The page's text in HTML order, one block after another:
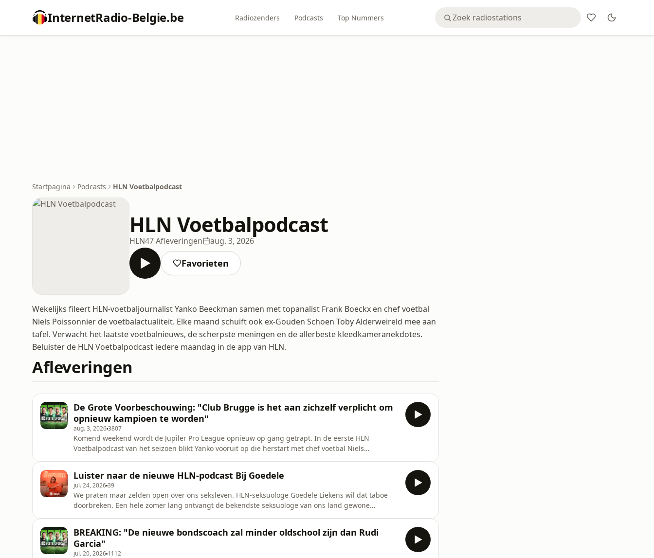
InternetRadio-Belgie.be Radiozenders Podcasts Top Nummers
Startpagina Podcasts HLN Voetbalpodcast
HLN Voetbalpodcast
HLN47 Afleveringen aug. 3, 2026
Favorieten
Wekelijks fileert HLN-voetbaljournalist Yanko Beeckman samen met topanalist Frank Boeckx en chef voetbal
Niels Poissonnier de voetbalactualiteit. Elke maand schuift ook ex-Gouden Schoen Toby Alderweireld mee aan
tafel. Verwacht het laatste voetbalnieuws, de scherpste meningen en de allerbeste kleedkameranekdotes.
Beluister de HLN Voetbalpodcast iedere maandag in de app van HLN.
Afleveringen
De Grote Voorbeschouwing: "Club Brugge is het aan zichzelf verplicht om
opnieuw kampioen te worden"
aug. 3, 20263807
Komend weekend wordt de Jupiler Pro League opnieuw op gang getrapt. In de eerste HLN
Voetbalpodcast van het seizoen blikt Yanko vooruit op die herstart met chef voetbal Niels
Luister naar de nieuwe HLN-podcast Bij Goedele
jul. 24, 202639
We praten maar zelden open over ons seksleven. HLN-seksuologe Goedele Liekens wil dat taboe
doorbreken. Een hele zomer lang ontvangt de bekendste seksuologe van ons land gewone
oordeel.&nbsp; Luister iedere vrijdag gratis naar een
BREAKING: "De nieuwe bondscoach zal minder oldschool zijn dan Rudi
Garcia"
jul. 20, 2026 1112